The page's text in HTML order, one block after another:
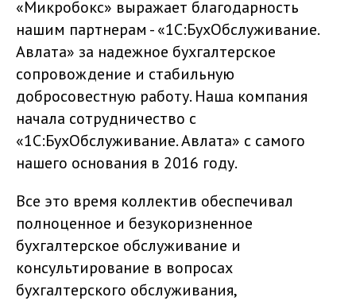
«Микробокс» выражает благодарность
нашим партнерам - «1С:БухОбслуживание.
Авлата» за надежное бухгалтерское
сопровождение и стабильную
добросовестную работу. Наша компания
начала сотрудничество с
«1С:БухОбслуживание. Авлата» с самого
нашего основания в 2016 году.
Все это время коллектив обеспечивал
полноценное и безукоризненное
бухгалтерское обслуживание и
консультирование в вопросах
бухгалтерского обслуживания,